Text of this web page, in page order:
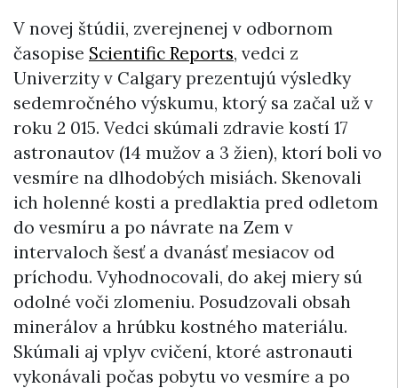
V novej štúdii, zverejnenej v odbornom
časopise Scientific Reports, vedci z
Univerzity v Calgary prezentujú výsledky
sedemročného výskumu, ktorý sa začal už v
roku 2 015. Vedci skúmali zdravie kostí 17
astronautov (14 mužov a 3 žien), ktorí boli vo
vesmíre na dlhodobých misiách. Skenovali
ich holenné kosti a predlaktia pred odletom
do vesmíru a po návrate na Zem v
intervaloch šesť a dvanásť mesiacov od
príchodu. Vyhodnocovali, do akej miery sú
odolné voči zlomeniu. Posudzovali obsah
minerálov a hrúbku kostného materiálu.
Skúmali aj vplyv cvičení, ktoré astronauti
vykonávali počas pobytu vo vesmíre a po